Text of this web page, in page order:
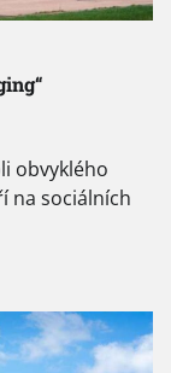
obvyklého
na sociálních